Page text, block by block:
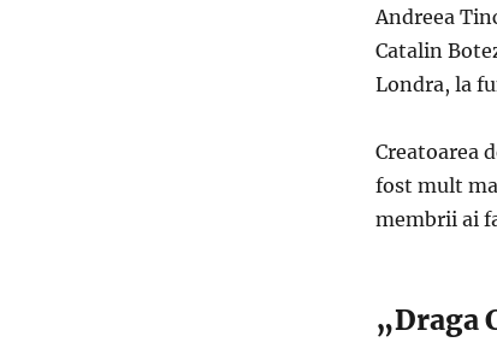
Andreea
Catalin
Londra, la
Creatoarea
fost mult
membrii ai
„Draga